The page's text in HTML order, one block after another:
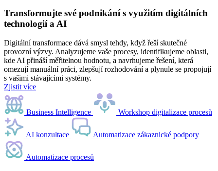
Transformujte své podnikání s využitím digitálních
technologií a AI
Digitální transformace dává smysl tehdy, když řeší skutečné
provozní výzvy. Analyzujeme vaše procesy, identifikujeme oblasti,
kde AI přináší měřitelnou hodnotu, a navrhujeme řešení, která
omezují manuální práci, zlepšují rozhodování a plynule se propojují
s vašimi stávajícími systémy.
Zjistit více
Business Intelligence Workshop digitalizace procesů
AI konzultace Automatizace zákaznické podpory
Automatizace procesů